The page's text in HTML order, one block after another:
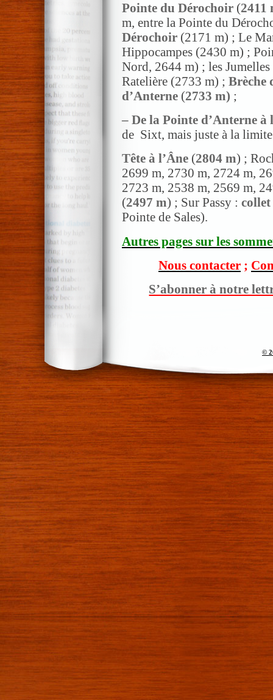
Pointe du Dérochoir (2411
m, entre la Pointe du
Dérochoir (2171 m) ; Le
Hippocampes (2430 m) ;
Nord, 2644 m) ; les
Ratelière (2733 m) ; Brèche
d’Anterne (2733 m) ;
– De la Pointe d’Anterne à
de Sixt, mais juste à la limite
Tête à l’Âne (2804 m) ;
2699 m, 2730 m, 2724 m,
2723 m, 2538 m, 2569 m,
(2497 m) ; Sur Passy :
Pointe de Sales).
Autres pages sur les
Nous contacter ;
S’abonner à notre
©